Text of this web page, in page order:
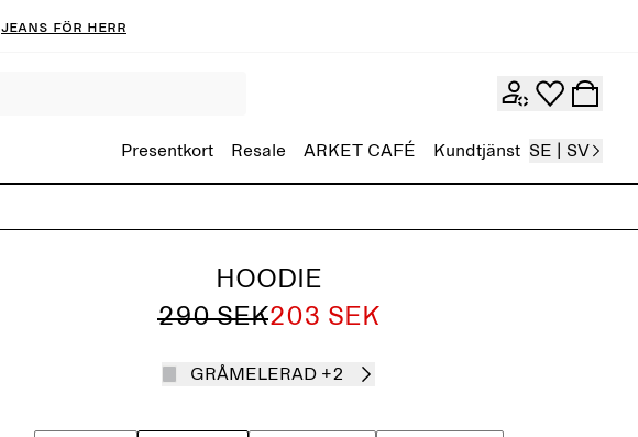
Jeans för herr
Presentkort Resale ARKET CAFÉ Kundtjänst SE | SV
HOODIE
290 SEK203 SEK
GRÅMELERAD +2